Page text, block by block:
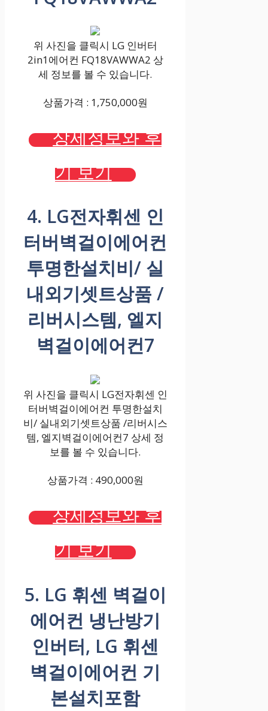
위 사진을 클릭시 LG 인버터
2in1에어컨 FQ18VAWWA2 상
세 정보를 볼 수 있습니다.
상품가격 : 1,750,000원
상세정보와 후
기 보기
4. LG전자휘센 인
터버벽걸이에어컨
투명한설치비/ 실
내외기셋트상품 /
리버시스템, 엘지
벽걸이에어컨7
위 사진을 클릭시 LG전자휘센 인
터버벽걸이에어컨 투명한설치
비/ 실내외기셋트상품 /리버시스
템, 엘지벽걸이에어컨7 상세 정
보를 볼 수 있습니다.
상품가격 : 490,000원
상세정보와 후
기 보기
5. LG 휘센 벽걸이
에어컨 냉난방기
인버터, LG 휘센
벽걸이에어컨 기
본설치포함